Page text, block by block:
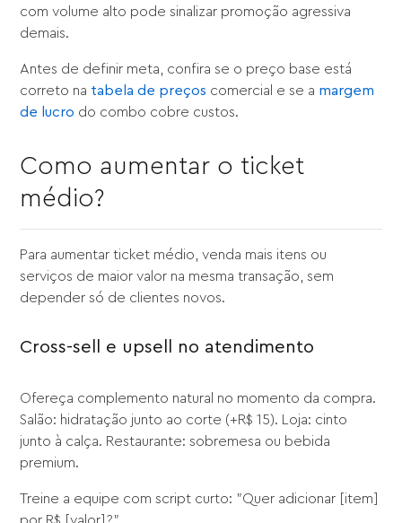
com volume alto pode sinalizar promoção agressiva
demais.
Antes de definir meta, confira se o preço base está
correto na tabela de preços comercial e se a margem
de lucro do combo cobre custos.
Como aumentar o ticket
médio?
Para aumentar ticket médio, venda mais itens ou
serviços de maior valor na mesma transação, sem
depender só de clientes novos.
Cross-sell e upsell no atendimento
Ofereça complemento natural no momento da compra.
Salão: hidratação junto ao corte (+R$ 15). Loja: cinto
junto à calça. Restaurante: sobremesa ou bebida
premium.
Treine a equipe com script curto: "Quer adicionar [item]